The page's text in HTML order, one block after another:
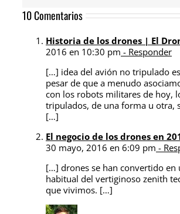
10 Comentarios
Historia de los drones | El
2016 en 10:30 pm - Responder
[…] idea del avión no tripulado
pesar de que a menudo
con los robots militares de hoy,
tripulados, de una forma u otra,
[…]
El negocio de los drones en
30 mayo, 2016 en 6:09 pm -
[…] drones se han convertido en
habitual del vertiginoso zenith
que vivimos. […]